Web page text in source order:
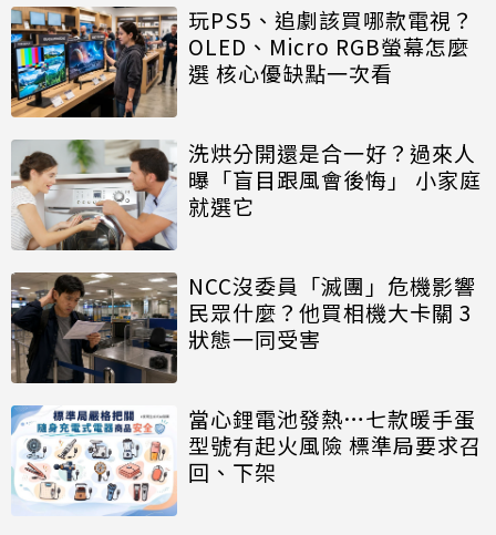
玩PS5、追劇該買哪款電視？
OLED、Micro RGB螢幕怎麼
選 核心優缺點一次看
洗烘分開還是合一好？過來人
曝「盲目跟風會後悔」 小家庭
就選它
NCC沒委員「滅團」危機影響
民眾什麼？他買相機大卡關 3
狀態一同受害
當心鋰電池發熱…七款暖手蛋
型號有起火風險 標準局要求召
回、下架